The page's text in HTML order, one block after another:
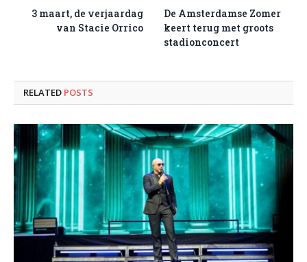
3 maart, de verjaardag
van Stacie Orrico
De Amsterdamse Zomer
keert terug met groots
stadionconcert
RELATED POSTS